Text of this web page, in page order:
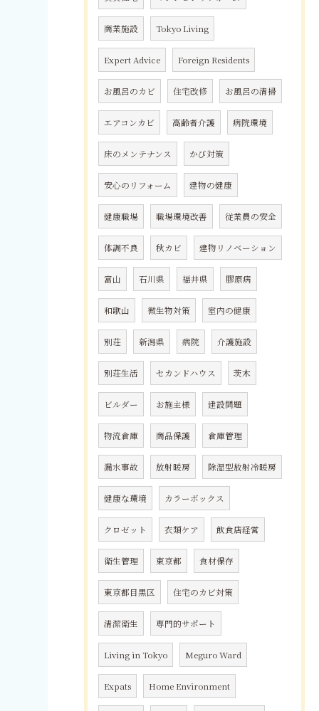
商業施設 Tokyo Living
Expert Advice Foreign Residents
お風呂のカビ 住宅改修 お風呂の清掃
エアコンカビ 高齢者介護 病院環境
床のメンテナンス かび対策
安心のリフォーム 建物の健康
健康職場 職場環境改善 従業員の安全
体調不良 秋カビ 建物リノベーション
富山 石川県 福井県 膠原病
和歌山 微生物対策 室内の健康
別荘 新潟県 病院 介護施設
別荘生活 セカンドハウス 茨木
ビルダー お施主様 建設問題
物流倉庫 商品保護 倉庫管理
漏水事故 放射暖房 除湿型放射冷暖房
健康な環境 カラーボックス
クロゼット 衣類ケア 飲食店経営
衛生管理 東京都 食材保存
東京都目黒区 住宅のカビ対策
清潔衛生 専門的サポート
Living in Tokyo Meguro Ward
Expats Home Environment